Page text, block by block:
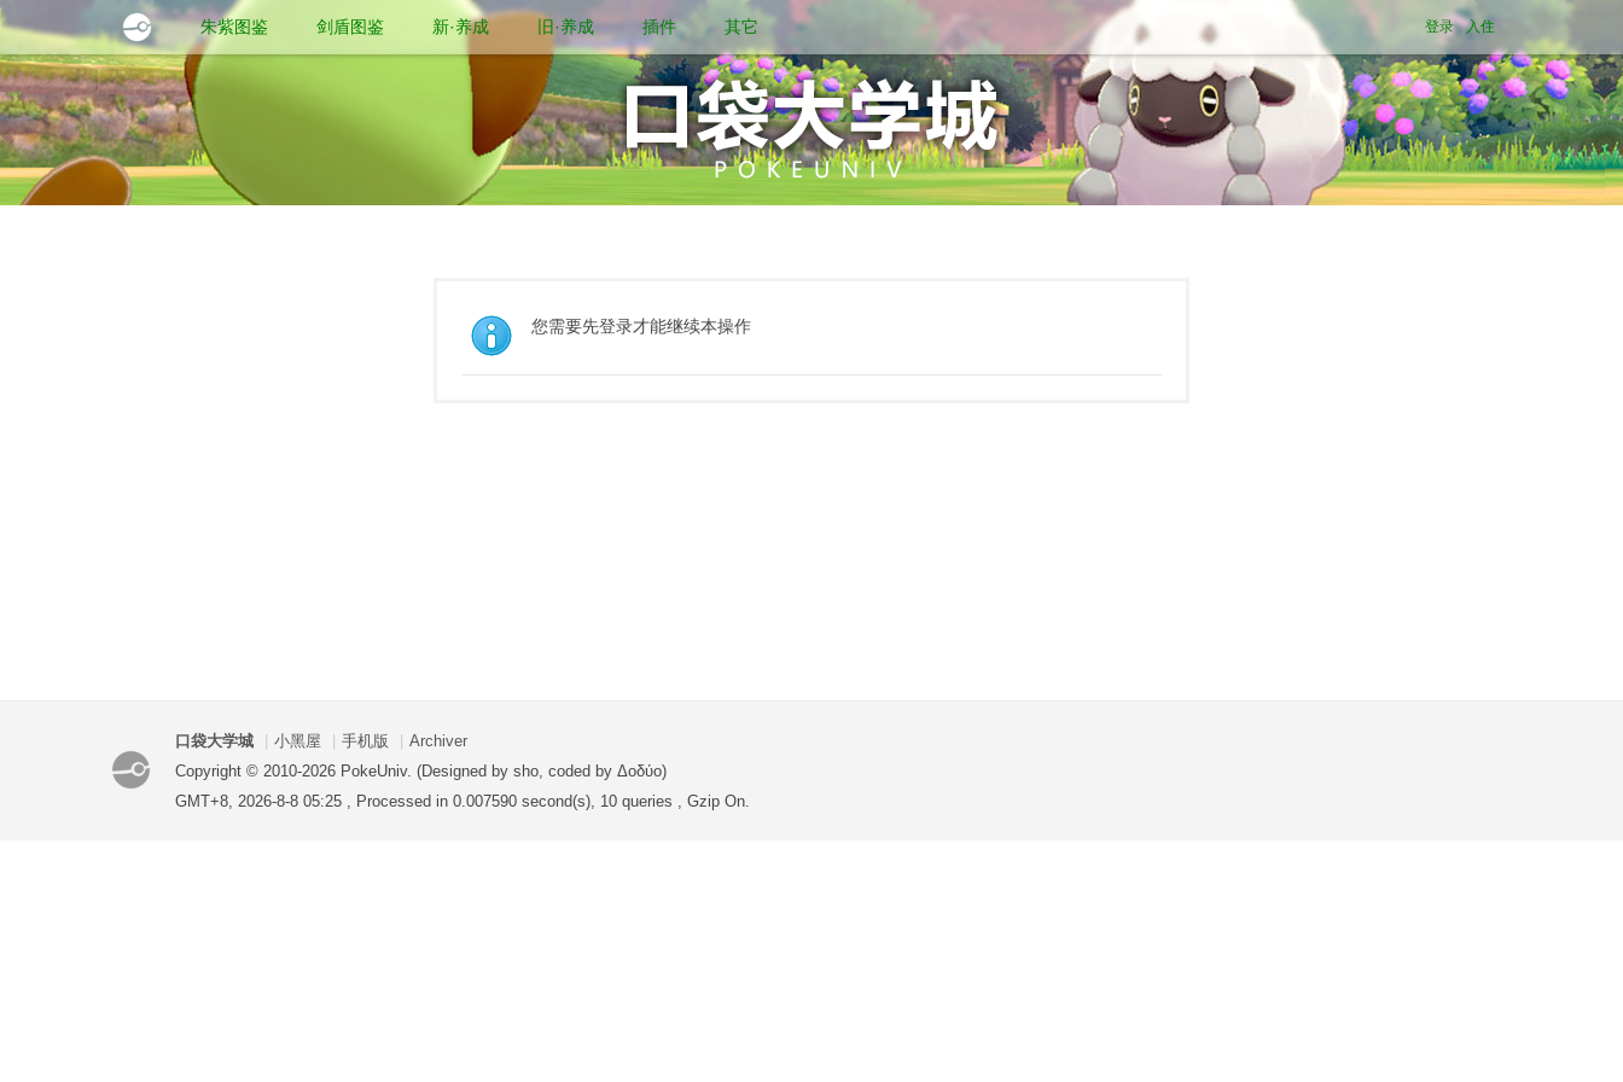
朱紫图鉴 剑盾图鉴 新·养成 旧·养成 插件 其它 登录 入住
您需要先登录才能继续本操作
口袋大学城 小黑屋 手机版
Archiver
Copyright © 2010-2026 PokeUniv. (Designed by sho, coded by Δοδύο)
GMT+8, 2026-8-8 05:25 , Processed in 0.007590 second(s), 10 queries , Gzip On.